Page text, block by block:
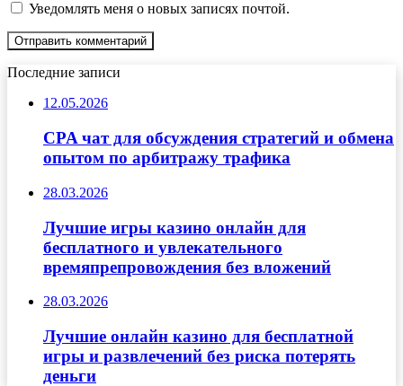
Уведомлять меня о новых записях почтой.
Последние записи
12.05.2026
CPA чат для обсуждения стратегий и обмена
опытом по арбитражу трафика
28.03.2026
Лучшие игры казино онлайн для
бесплатного и увлекательного
времяпрепровождения без вложений
28.03.2026
Лучшие онлайн казино для бесплатной
игры и развлечений без риска потерять
деньги